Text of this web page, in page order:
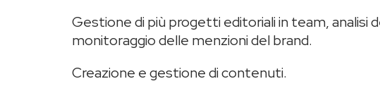
Gestione di più progetti editoriali in team, analisi
monitoraggio delle menzioni del brand.
Creazione e gestione di contenuti.